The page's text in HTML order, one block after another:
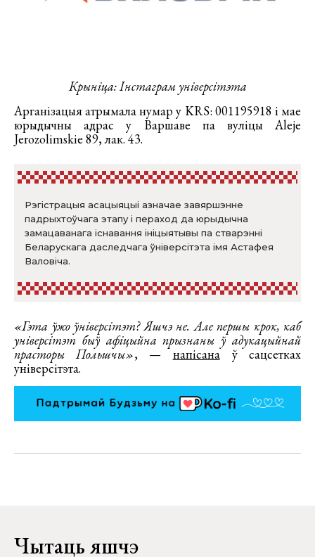
Крыніца: Інстаграм універсітэта
Арганізацыя атрымала нумар у KRS: 001195918 і мае
юрыдычны адрас у Варшаве па вуліцы Aleje
Jerozolimskie 89, лак. 43.
Рэгістрацыя асацыяцыі азначае завяршэнне
падрыхтоўчага этапу і пераход да юрыдычна
замацаванага існавання ініцыятывы па стварэнні
Беларускага даследчага ўніверсітэта імя Астафея
Валовіча.
«Гэта ўжо ўніверсітэт? Яшчэ не. Але першы крок, каб
універсітэт быў афіцыйна прызнаны ў адукацыйнай
прасторы Польшчы», —напісанаў сацсетках
універсітэта.
Чытаць яшчэ